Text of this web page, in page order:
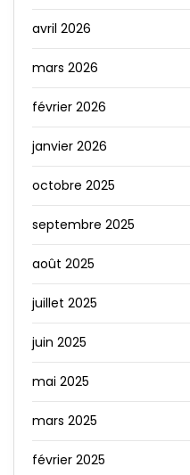
avril 2026
mars 2026
février 2026
janvier 2026
octobre 2025
septembre 2025
août 2025
juillet 2025
juin 2025
mai 2025
mars 2025
février 2025